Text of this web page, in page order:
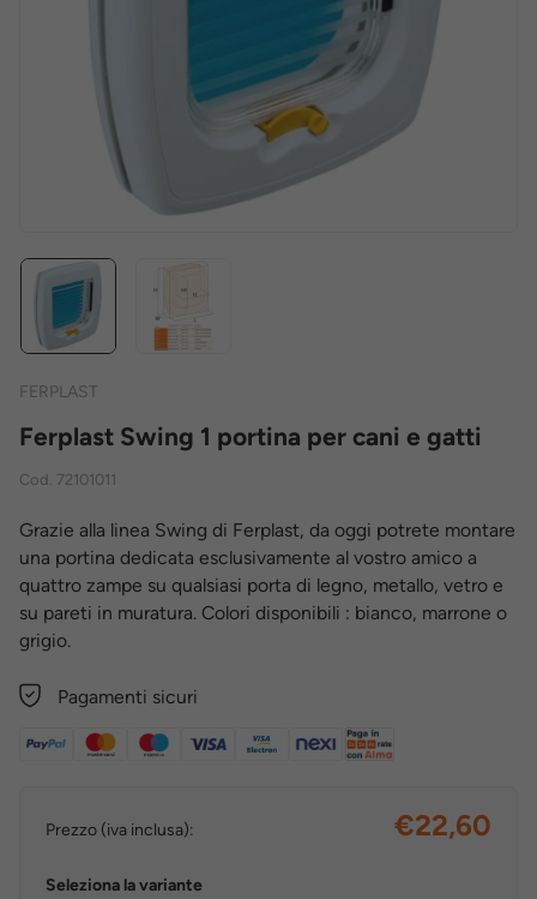
FERPLAST
Ferplast Swing 1 portina per cani e gatti
Cod. 72101011
Grazie alla linea Swing di Ferplast, da oggi potrete montare
una portina dedicata esclusivamente al vostro amico a
quattro zampe su qualsiasi porta di legno, metallo, vetro e
su pareti in muratura. Colori disponibili : bianco, marrone o
grigio.
Pagamenti sicuri
Prezzo (iva inclusa): €22,60
Seleziona la variante